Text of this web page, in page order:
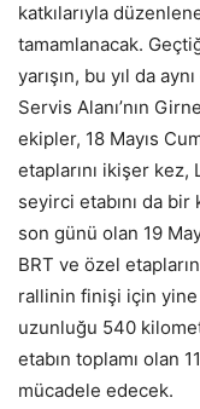
katkılarıyla
tamamlanacak.
yarışın, bu yıl da
Servis Alanı’nın
ekipler, 18 Mayıs
etaplarını ikişer kez,
seyirci etabını da
son günü olan 19
BRT ve özel
rallinin finişi için yine
uzunluğu 540
etabın toplamı olan
mücadele edecek.